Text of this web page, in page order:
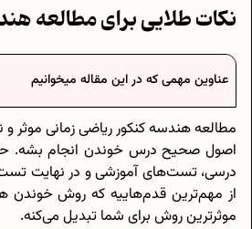
نکات طلایی برای مطالعه
عناوین مهمی که در این مقاله میخوانیم
مطالعه هندسه کنکور ریاضی زمانی موثر و
اصول صحیح درس خوندن انجام بشه.
درسی، تست‌های آموزشی و در نهایت
از مهم‌ترین قدم‌هاییه که روش خوندن
موثرترین روش برای شما تبدیل می‌کنه.